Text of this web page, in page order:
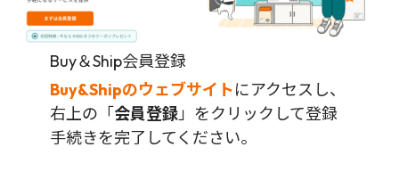
Buy＆Ship会員登録
Buy&Shipのウェブサイトにアクセスし、
右上の「会員登録」をクリックして登録
手続きを完了してください。